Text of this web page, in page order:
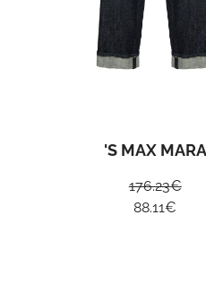
'S MAX MARA
176.23€
88.11€